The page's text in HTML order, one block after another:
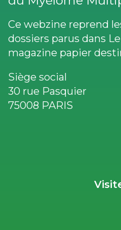
Ce webzine reprend
dossiers parus dans
magazine papier
Siège social
30 rue Pasquier
75008 PARIS